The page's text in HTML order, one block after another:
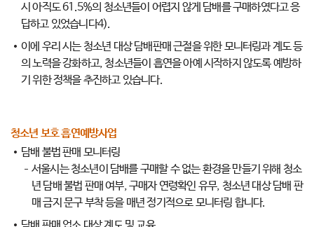
시 아직도 61.5%의 청소년들이 어렵지 않게 담배를 구매하였다고 응
답하고 있었습니다4).
이에 우리 시는 청소년 대상 담배판매 근절을 위한 모니터링과 계도 등
의 노력을 강화하고, 청소년들이 흡연을 아예 시작하지 않도록 예방하
기 위한 정책을 추진하고 있습니다.
청소년 보호 흡연예방사업
담배 불법 판매 모니터링
서울시는 청소년이 담배를 구매할 수 없는 환경을 만들기 위해 청소
년 담배 불법 판매 여부, 구매자 연령확인 유무, 청소년 대상 담배 판
매 금지 문구 부착 등을 매년 정기적으로 모니터링 합니다.